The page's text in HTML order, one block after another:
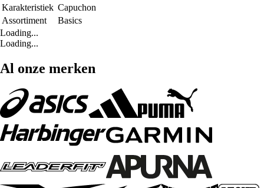
Karakteristiek Capuchon
Assortiment
Basics
Loading...
Loading...
Al onze merken